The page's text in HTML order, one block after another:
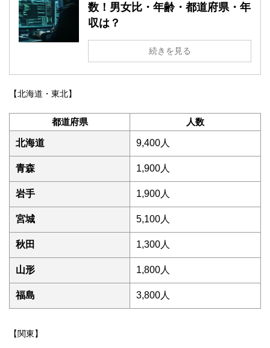
数！男女比・年齢・都道府県・年
収は？
続きを見る
【北海道・東北】
都道府県 人数
北海道 9,400人
青森 1,900人
岩手 1,900人
宮城 5,100人
秋田 1,300人
山形 1,800人
福島 3,800人
【関東】